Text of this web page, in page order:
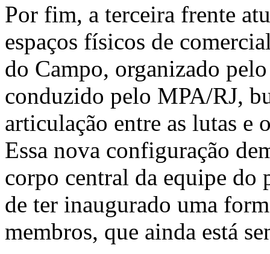
Por fim, a terceira frente
espaços físicos de
do Campo, organizado
conduzido pelo MPA/RJ,
articulação entre as lutas
Essa nova configuração
corpo central da equipe do
de ter inaugurado uma
membros, que ainda está